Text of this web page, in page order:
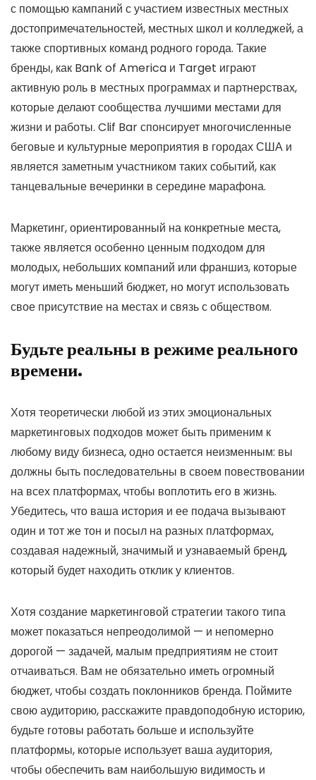
с помощью кампаний с участием известных местных
достопримечательностей, местных школ и колледжей, а
также спортивных команд родного города. Такие
бренды, как Bank of America и Target играют
активную роль в местных программах и партнерствах,
которые делают сообщества лучшими местами для
жизни и работы. Clif Bar спонсирует многочисленные
беговые и культурные мероприятия в городах США и
является заметным участником таких событий, как
танцевальные вечеринки в середине марафона.
Маркетинг, ориентированный на конкретные места,
также является особенно ценным подходом для
молодых, небольших компаний или франшиз, которые
могут иметь меньший бюджет, но могут использовать
свое присутствие на местах и связь с обществом.
Будьте реальны в режиме реального
времени.
Хотя теоретически любой из этих эмоциональных
маркетинговых подходов может быть применим к
любому виду бизнеса, одно остается неизменным: вы
должны быть последовательны в своем повествовании
на всех платформах, чтобы воплотить его в жизнь.
Убедитесь, что ваша история и ее подача вызывают
один и тот же тон и посыл на разных платформах,
создавая надежный, значимый и узнаваемый бренд,
который будет находить отклик у клиентов.
Хотя создание маркетинговой стратегии такого типа
может показаться непреодолимой — и непомерно
дорогой — задачей, малым предприятиям не стоит
отчаиваться. Вам не обязательно иметь огромный
бюджет, чтобы создать поклонников бренда. Поймите
свою аудиторию, расскажите правдоподобную историю,
будьте готовы работать больше и используйте
платформы, которые использует ваша аудитория,
чтобы обеспечить вам наибольшую видимость и